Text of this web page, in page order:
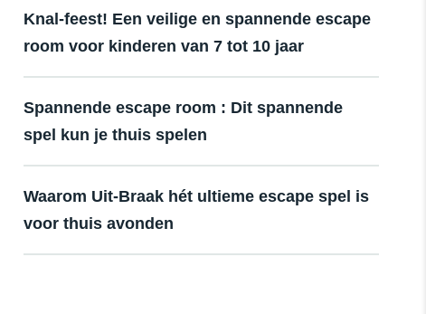
Knal-feest! Een veilige en spannende escape
room voor kinderen van 7 tot 10 jaar
Spannende escape room : Dit spannende
spel kun je thuis spelen
Waarom Uit-Braak hét ultieme escape spel is
voor thuis avonden